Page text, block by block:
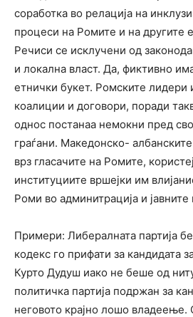
соработка во релација на
процеси на Ромите и на другите
Речиси се исклучени од
и локална власт. Да, фиктивно
етнички букет. Ромските лидери
коалиции и договори, поради
однос постанаа немокни пред
граѓани. Македонско-
врз гласачите на Ромите,
институциите вршејки им
Роми во админитрација и јавните
Примери: Либералната партија
кодекс го прифати за кандидата
Курто Дудуш иако не беше од
политичка партија подржан за
неговото крајно лошо владеење.